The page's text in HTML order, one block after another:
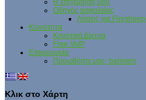
Η επιχειρησή μου
Οδηγός ασφαλείας
Λύσεις για Firesheep
Κοινότητα
Κονοτικά Δίκτυα
Free VoIP
Επικοινωνία
Προωθήστε μας- banners
Κλικ στο Χάρτη